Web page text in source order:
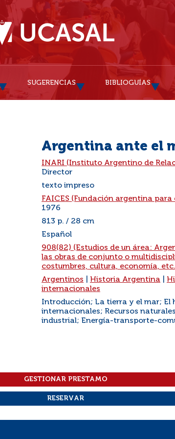
SUGERENCIAS BIBLIOGUÍAS
Argentina ante el
INARI (Instituto Argentino de
Director
texto impreso
FAICES (Fundación argentina
1976
813 p. / 28 cm
Español
908(82) (Estudios de un área:
las obras de conjunto o
costumbres, cultura, economía,
Argentinos Historia Argentina
internacionales
Introducción; La tierra y el mar; El
internacionales; Recursos
industrial; Energía-transporte-